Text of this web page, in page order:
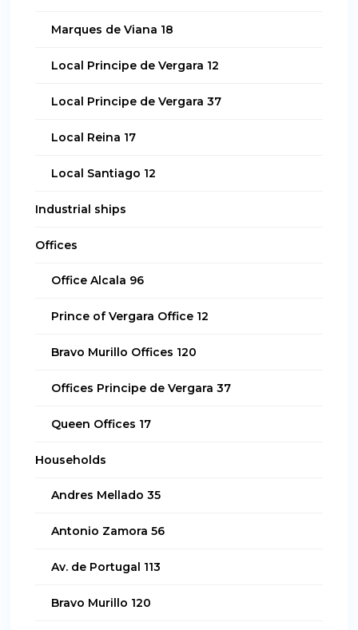
Marques de Viana 18
Local Principe de Vergara 12
Local Principe de Vergara 37
Local Reina 17
Local Santiago 12
Industrial ships
Offices
Office Alcala 96
Prince of Vergara Office 12
Bravo Murillo Offices 120
Offices Principe de Vergara 37
Queen Offices 17
Households
Andres Mellado 35
Antonio Zamora 56
Av. de Portugal 113
Bravo Murillo 120